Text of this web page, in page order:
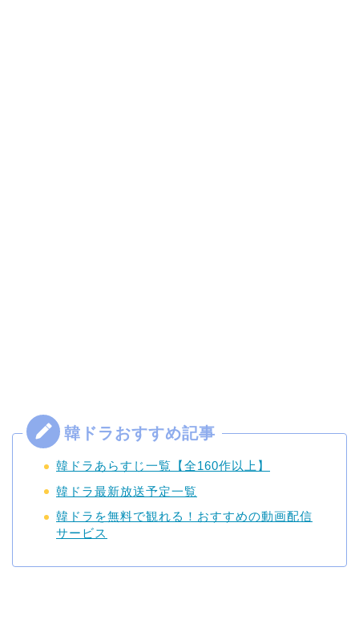
韓ドラあらすじ一覧【全160作以上】
韓ドラ最新放送予定一覧
韓ドラを無料で観れる！おすすめの動画配信
サービス